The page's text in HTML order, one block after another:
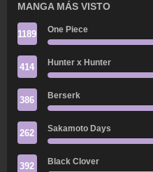
MANGA MÁS VISTO
1189 One Piece
414 Hunter x Hunter
386 Berserk
262 Sakamoto Days
392 Black Clover